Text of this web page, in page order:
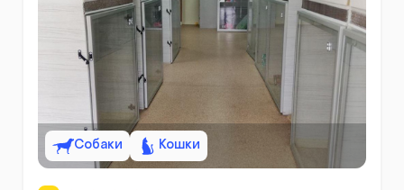
Собаки Кошки